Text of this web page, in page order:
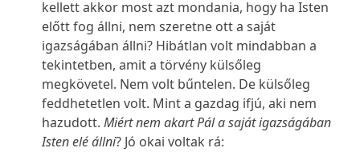
kellett akkor most azt mondania, hogy ha Isten
előtt fog állni, nem szeretne ott a saját
igazságában állni? Hibátlan volt mindabban a
tekintetben, amit a törvény külsőleg
megkövetel. Nem volt bűntelen. De külsőleg
feddhetetlen volt. Mint a gazdag ifjú, aki nem
hazudott.Miért nem akart Pál a saját igazságában
Isten elé állni? Jó okai voltak rá: